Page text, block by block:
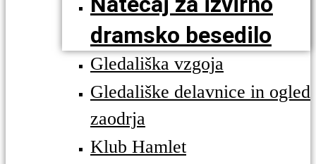
dramsko besedilo
Gledališka vzgoja
Gledališke delavnice in ogled
zaodrja
Klub Hamlet